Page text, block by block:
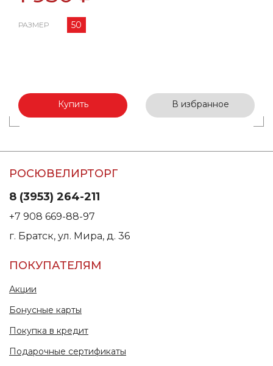
РАЗМЕР 50
Купить В избранное
РОСЮВЕЛИРТОРГ
8 (3953) 264-211
+7 908 669-88-97
г. Братск, ул. Мира, д. 36
ПОКУПАТЕЛЯМ
Акции
Бонусные карты
Покупка в кредит
Подарочные сертификаты